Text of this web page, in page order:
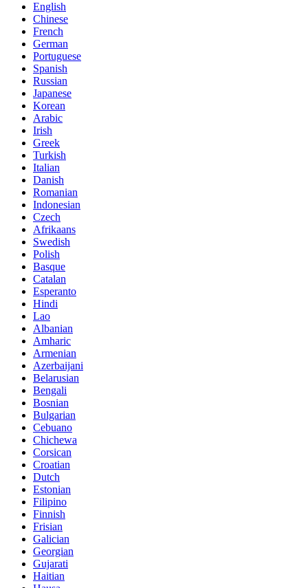
English
Chinese
French
German
Portuguese
Spanish
Russian
Japanese
Korean
Arabic
Irish
Greek
Turkish
Italian
Danish
Romanian
Indonesian
Czech
Afrikaans
Swedish
Polish
Basque
Catalan
Esperanto
Hindi
Lao
Albanian
Amharic
Armenian
Azerbaijani
Belarusian
Bengali
Bosnian
Bulgarian
Cebuano
Chichewa
Corsican
Croatian
Dutch
Estonian
Filipino
Finnish
Frisian
Galician
Georgian
Gujarati
Haitian